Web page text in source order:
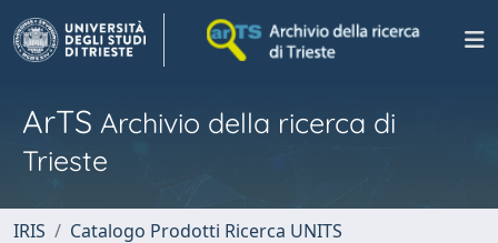
ArTS Archivio della ricerca di
Trieste
IRIS
Catalogo Prodotti Ricerca UNITS